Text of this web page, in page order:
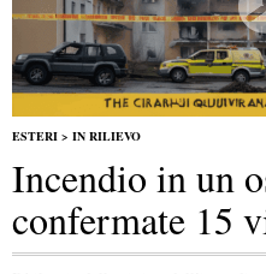
ESTERI > IN RILIEVO
Incendio in un
confermate 15